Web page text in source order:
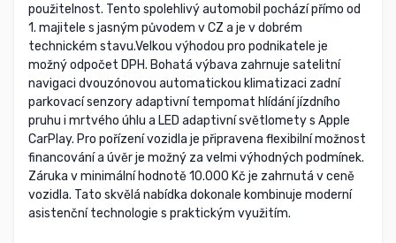
použitelnost. Tento spolehlivý automobil pochází přímo od
1. majitele s jasným původem v CZ a je v dobrém
technickém stavu.Velkou výhodou pro podnikatele je
možný odpočet DPH. Bohatá výbava zahrnuje satelitní
navigaci dvouzónovou automatickou klimatizaci zadní
parkovací senzory adaptivní tempomat hlídání jízdního
pruhu i mrtvého úhlu a LED adaptivní světlomety s Apple
CarPlay. Pro pořízení vozidla je připravena flexibilní možnost
financování a úvěr je možný za velmi výhodných podmínek.
Záruka v minimální hodnotě 10.000 Kč je zahrnutá v ceně
vozidla. Tato skvělá nabídka dokonale kombinuje moderní
asistenční technologie s praktickým využitím.